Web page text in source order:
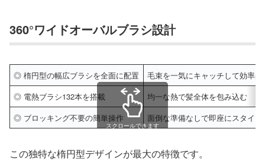
360°ワイドオーバルブラシ設計
◎ 楕円型の幅広ブラシを全面に配置
毛束を一気にキャッチして効率
◎ 電熱ブラシ132本を搭載
均一な熱で髪全体を包み込む
◎ ブロッキング不要の簡単操作
面倒な準備なしで即座にスタイ
スクロールできます
この独特な楕円型デザインが最大の特徴です。